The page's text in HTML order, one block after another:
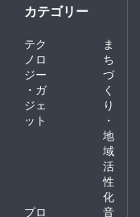
カテゴリー
テク
ノロ
ジー
・ガ
ジェ
ット
ま
ち
づ
く
り
・
地
域
活
性
化
プロ
音